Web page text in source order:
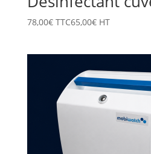
78,00€TTC65,00€HT